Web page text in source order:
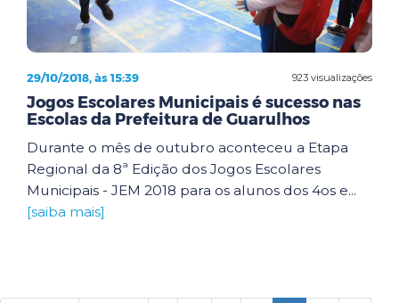
923 visualizações
29/10/2018, às 15:39
Jogos Escolares Municipais é sucesso nas
Escolas da Prefeitura de Guarulhos
Durante o mês de outubro aconteceu a Etapa
Regional da 8ª Edição dos Jogos Escolares
Municipais - JEM 2018 para os alunos dos 4os e...
[saiba mais]